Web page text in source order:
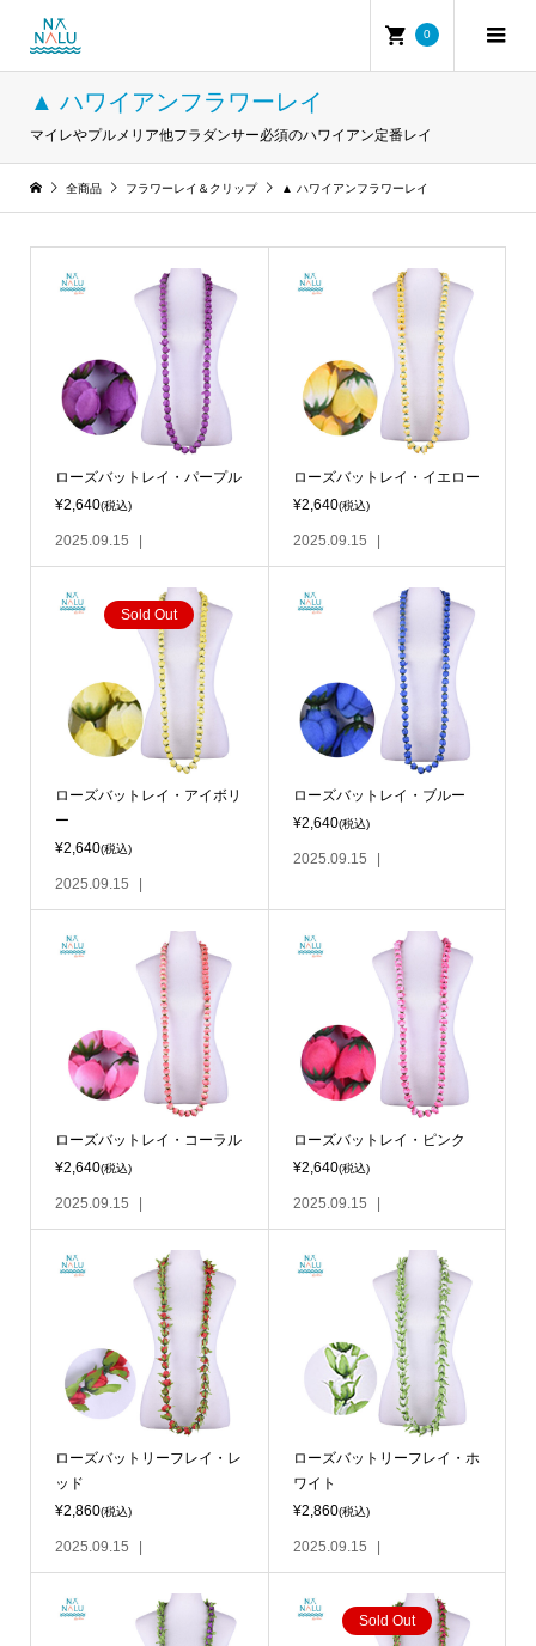
0
▲ ハワイアンフラワーレイ
マイレやプルメリア他フラダンサー必須のハワイアン定番レイ
全商品 フラワーレイ＆クリップ ▲ ハワイアンフラワーレイ
ローズバットレイ・パープル
¥2,640(税込)
2025.09.15
ローズバットレイ・イエロー
¥2,640(税込)
2025.09.15
Sold Out
ローズバットレイ・アイボリ
ー
¥2,640(税込)
2025.09.15
ローズバットレイ・ブルー
¥2,640(税込)
2025.09.15
ローズバットレイ・コーラル
¥2,640(税込)
2025.09.15
ローズバットレイ・ピンク
¥2,640(税込)
2025.09.15
ローズバットリーフレイ・レ
ッド
¥2,860(税込)
2025.09.15
ローズバットリーフレイ・ホ
ワイト
¥2,860(税込)
2025.09.15
Sold Out